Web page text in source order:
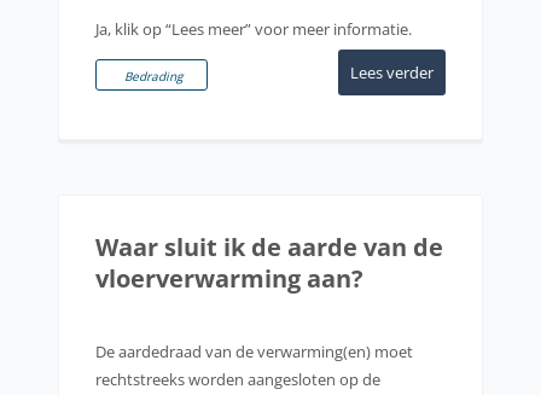
Ja, klik op “Lees meer” voor meer informatie.
Lees verder
Bedrading
Waar sluit ik de aarde van de
vloerverwarming aan?
De aardedraad van de verwarming(en) moet
rechtstreeks worden aangesloten op de